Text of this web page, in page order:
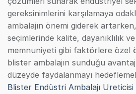
gereksinimlerini karşılamaya
ambalajın önemi giderek
seçimlerinde kalite, dayanıklılık
memnuniyeti gibi faktörlere özel
blister ambalajın sunduğu
düzeyde faydalanmayı
Blister Endüstri Ambalajı Üreticisi